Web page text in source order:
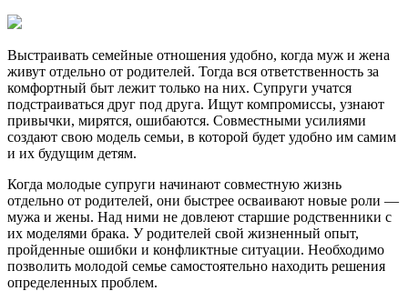
Выстраивать семейные отношения удобно, когда муж и жена
живут отдельно от родителей. Тогда вся ответственность за
комфортный быт лежит только на них. Супруги учатся
подстраиваться друг под друга. Ищут компромиссы, узнают
привычки, мирятся, ошибаются. Совместными усилиями
создают свою модель семьи, в которой будет удобно им самим
и их будущим детям.
Когда молодые супруги начинают совместную жизнь
отдельно от родителей, они быстрее осваивают новые роли —
мужа и жены. Над ними не довлеют старшие родственники с
их моделями брака. У родителей свой жизненный опыт,
пройденные ошибки и конфликтные ситуации. Необходимо
позволить молодой семье самостоятельно находить решения
определенных проблем.